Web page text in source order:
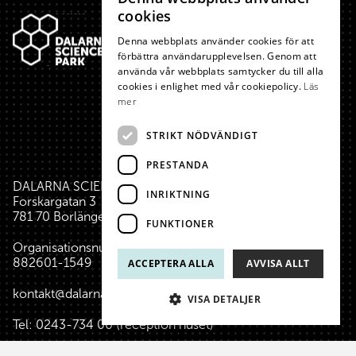
DALARNA SCIENCE PARK
Forskargatan 3
781 70 Borlänge
Organisationsnummer:
882601-1549
kontakt@dalarnasciencepark.se
Tel:0243-734 00(reception huset)
cookies
Denna webbplats använder cookies för att
förbättra användarupplevelsen. Genom att
använda vår webbplats samtycker du till alla
cookies i enlighet med vår cookiepolicy. Läs
mer
STRIKT NÖDVÄNDIGT
PRESTANDA
INRIKTNING
FUNKTIONER
ACCEPTERA ALLA AVVISA ALLT
VISA DETALJER